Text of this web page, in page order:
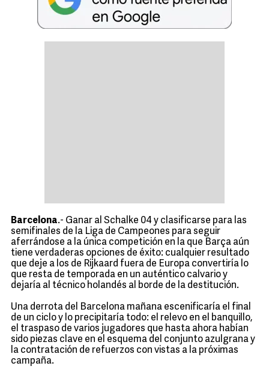
Barcelona.- Ganar al Schalke 04 y clasificarse para las
semifinales de la Liga de Campeones para seguir
aferrándose a la única competición en la que Barça aún
tiene verdaderas opciones de éxito: cualquier resultado
que deje a los de Rijkaard fuera de Europa convertiría lo
que resta de temporada en un auténtico calvario y
dejaría al técnico holandés al borde de la destitución.
Una derrota del Barcelona mañana escenificaría el final
de un ciclo y lo precipitaría todo: el relevo en el banquillo,
el traspaso de varios jugadores que hasta ahora habían
sido piezas clave en el esquema del conjunto azulgrana y
la contratación de refuerzos con vistas a la próximas
campaña.